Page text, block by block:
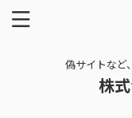
偽サイトなど
株